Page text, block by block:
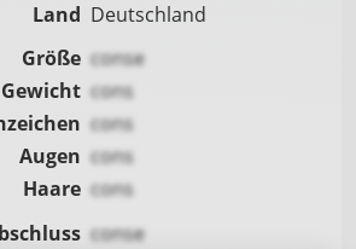
Land Deutschland
Größe conse
Gewicht cons
cons
Augen cons
Haare cons
conse